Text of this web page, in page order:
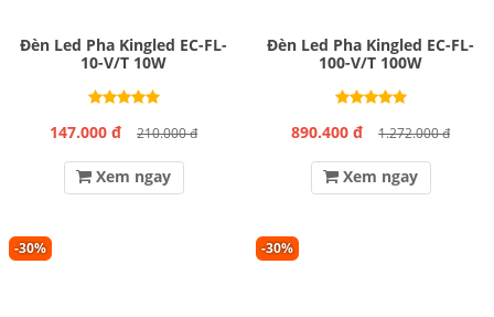
Đèn Led Pha Kingled EC-FL-
10-V/T 10W
147.000 đ 210.000 đ
Xem ngay
Đèn Led Pha Kingled EC-FL-
100-V/T 100W
890.400 đ 1.272.000 đ
Xem ngay
-30% -30%